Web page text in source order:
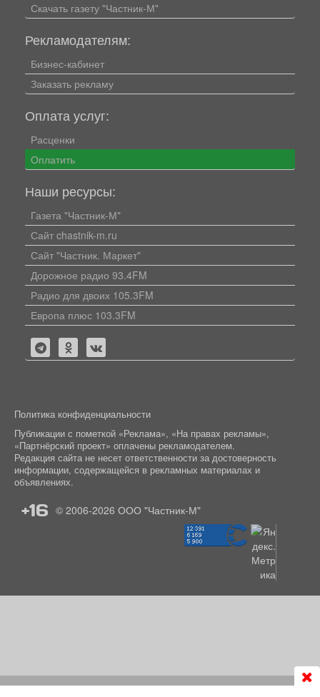
Скачать газету "Частник-М"
Рекламодателям:
Бизнес-кабинет
Заказать рекламу
Оплата услуг:
Расценки
Оплатить
Наши ресурсы:
Газета "Частник-М"
Сайт chastnik-m.ru
Сайт "Частник. Маркет"
Дорожное радио 93.4FM
Радио для двоих 105.3FM
Европа плюс 103.3FM
Политика конфиденциальности
Публикации с пометкой «Реклама», «На правах рекламы»,
«Партнёрский проект» оплачены рекламодателем.
Редакция сайта не несет ответственности за достоверность
информации, содержащейся в рекламных материалах и
объявлениях.
+16 © 2006-2026 ООО "Частник-М"